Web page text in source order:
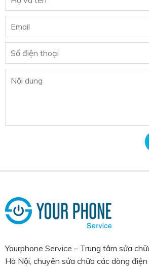
Yourphone Service – Trung tâm sửa
Hà Nội, chuyên sửa chữa các dòng